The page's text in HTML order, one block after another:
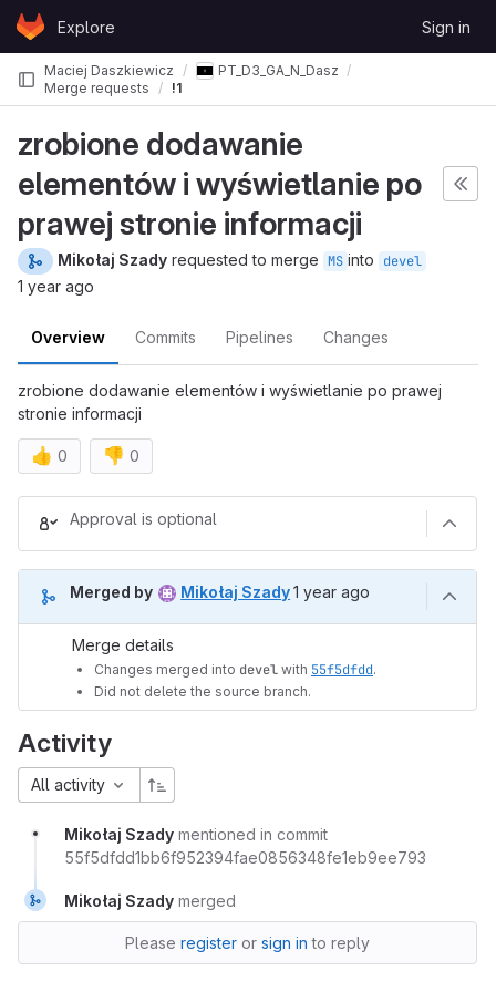
Skip to content
GitLabExplore Sign in
Maciej Daszkiewicz
PT_D3_GA_N_Daszkiewicz_Kula_Szady
Merge requests
!1
zrobione dodawanie
elementów i wyświetlanie po
prawej stronie informacji
Mikołaj Szady requested to merge MS into devel
1 year ago
Overview Commits Pipelines Changes
zrobione dodawanie elementów i wyświetlanie po prawej
stronie informacji
👍 0 👎 0
Merge request reports
Approval is optional
Merged by Mikołaj Szady1 year ago (May 4, 2025
1 year ago
Merge details
Changes merged into devel with 55f5dfdd.
Did not delete the source branch.
Activity
All activity
Mikołaj Szady mentioned in commit
55f5dfdd1bb6f952394fae0856348fe1eb9ee793
Mikołaj Szady merged
Please register or sign in to reply